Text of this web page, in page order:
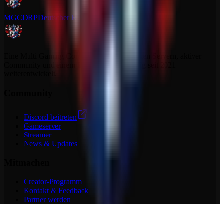
MGCDRPDeutscher Ritter Platz
Discord beitreten
Gameserver
Streamer
News & Updates
Creator-Programm
Kontakt & Feedback
Partner werden